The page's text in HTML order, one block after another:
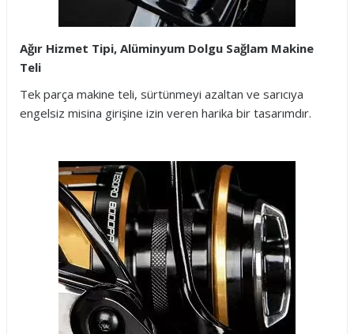
Ağır Hizmet Tipi, Alüminyum Dolgu Sağlam Makine
Teli
Tek parça makine teli, sürtünmeyi azaltan ve sarıcıya
engelsiz misina girişine izin veren harika bir tasarımdır.